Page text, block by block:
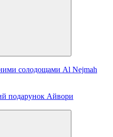
солодощами Al Nejmah